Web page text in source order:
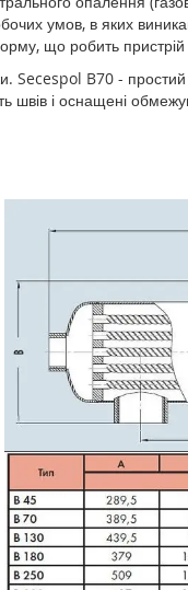
умов, в яких
що робить пристрій
B70 -
швів і оснащені